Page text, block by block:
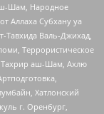
Шам, Народное
Аллаха Субхану уа
Тавхида Валь-Джихад,
Террористическое
Тахрир аш-Шам, Ахлю
Хатлонский
г. Оренбург,